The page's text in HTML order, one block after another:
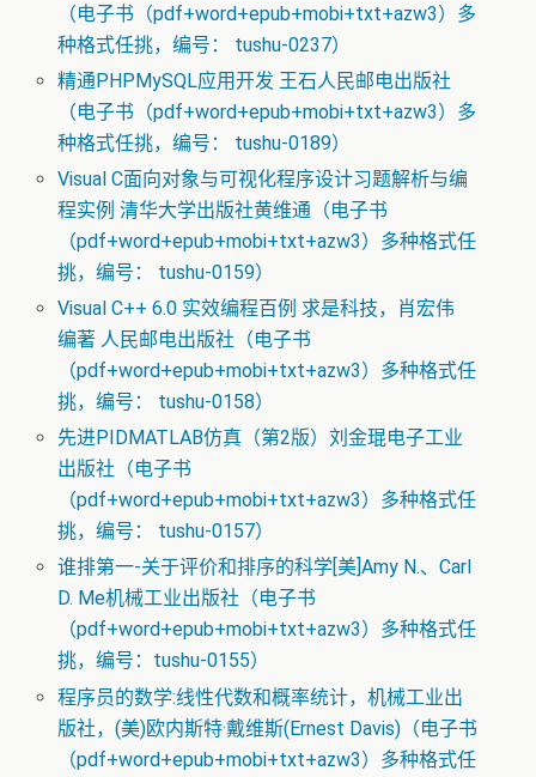
（电子书（pdf+word+epub+mobi+txt+azw3）多
种格式任挑，编号： tushu-0237）
精通PHPMySQL应用开发 王石人民邮电出版社
（电子书（pdf+word+epub+mobi+txt+azw3）多
种格式任挑，编号： tushu-0189）
Visual C面向对象与可视化程序设计习题解析与编
程实例 清华大学出版社黄维通（电子书
（pdf+word+epub+mobi+txt+azw3）多种格式任
挑，编号： tushu-0159）
Visual C++ 6.0 实效编程百例 求是科技，肖宏伟
编著 人民邮电出版社（电子书
（pdf+word+epub+mobi+txt+azw3）多种格式任
挑，编号： tushu-0158）
先进PIDMATLAB仿真（第2版）刘金琨电子工业
出版社（电子书
（pdf+word+epub+mobi+txt+azw3）多种格式任
挑，编号： tushu-0157）
谁排第一-关于评价和排序的科学[美]Amy N.、Carl
D. Me机械工业出版社（电子书
（pdf+word+epub+mobi+txt+azw3）多种格式任
挑，编号：tushu-0155）
程序员的数学:线性代数和概率统计，机械工业出
版社，(美)欧内斯特·戴维斯(Ernest Davis)（电子书
（pdf+word+epub+mobi+txt+azw3）多种格式任